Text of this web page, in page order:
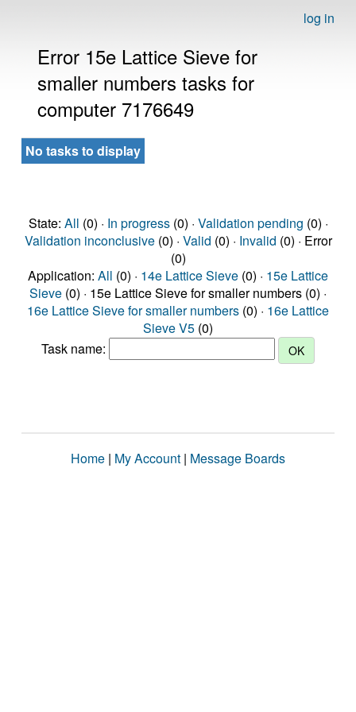
log in
Error 15e Lattice Sieve for
smaller numbers tasks for
computer 7176649
No tasks to display
State: All (0) · In progress(0) · Validation pending (0) ·
Validation inconclusive(0) · Valid (0) · Invalid (0) · Error
(0)
Application: All (0) · 14e Lattice Sieve (0) · 15e Lattice
Sieve (0) · 15e Lattice Sieve for smaller numbers (0) ·
16e Lattice Sieve for smaller numbers (0) · 16e Lattice
Sieve V5 (0)
Task name:
Home | My Account | Message Boards